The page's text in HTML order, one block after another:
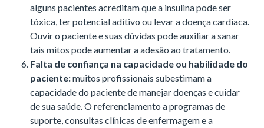
alguns pacientes acreditam que a insulina pode ser
tóxica, ter potencial aditivo ou levar a doença cardíaca.
Ouvir o paciente e suas dúvidas pode auxiliar a sanar
tais mitos pode aumentar a adesão ao tratamento.
Falta de confiança na capacidade ou habilidade do
paciente:muitos profissionais subestimam a
capacidade do paciente de manejar doenças e cuidar
de sua saúde. O referenciamento a programas de
suporte, consultas clínicas de enfermagem e a